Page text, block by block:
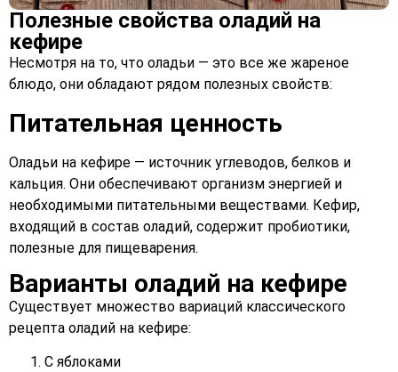
Полезные свойства оладий на
кефире
Несмотря на то, что оладьи — это все же жареное
блюдо, они обладают рядом полезных свойств:
Питательная ценность
Оладьи на кефире — источник углеводов, белков и
кальция. Они обеспечивают организм энергией и
необходимыми питательными веществами. Кефир,
входящий в состав оладий, содержит пробиотики,
полезные для пищеварения.
Варианты оладий на кефире
Существует множество вариаций классического
рецепта оладий на кефире:
С яблоками